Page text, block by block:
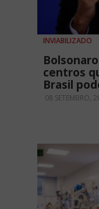
INVIABILIZADO
centros
Brasil
08 SETEMBRO,